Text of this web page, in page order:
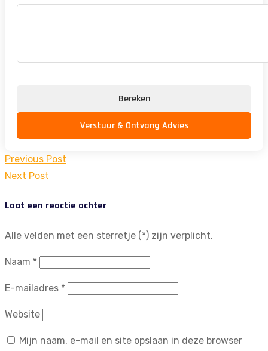
Bereken
Verstuur & Ontvang Advies
Bericht
navigatie
Previous Post
Next Post
Laat een reactie achter
Alle velden met een sterretje (*) zijn verplicht.
Naam *
E-mailadres *
Website
Mijn naam, e-mail en site opslaan in deze browser